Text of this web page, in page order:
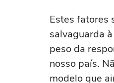
Estes fatores
salvaguarda
peso da
nosso país.
modelo que